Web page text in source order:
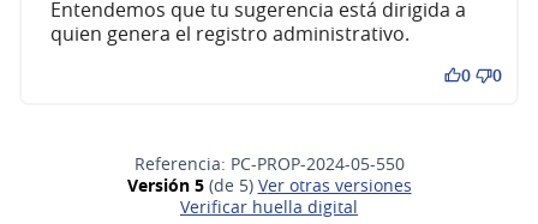
Entendemos que tu sugerencia está dirigida a
quien genera el registro administrativo.
0 0
Referencia: PC-PROP-2024-05-550
Versión 5(de 5)
ver otras versiones
Verificar huella digital